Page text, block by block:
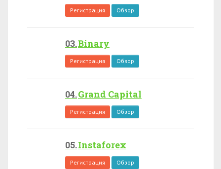
Регистрация Обзор
Binary
Регистрация Обзор
Grand Capital
Регистрация Обзор
Instaforex
Регистрация Обзор